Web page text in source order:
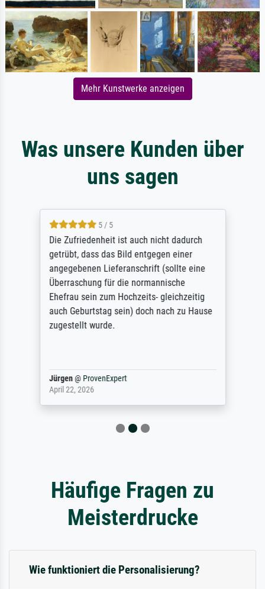
Mehr Kunstwerke anzeigen
Was unsere Kunden über
uns sagen
5 / 5
Die Zufriedenheit ist auch nicht dadurch
getrübt, dass das Bild entgegen einer
angegebenen Lieferanschrift (sollte eine
Überraschung für die normannische
Ehefrau sein zum Hochzeits- gleichzeitig
auch Geburtstag sein) doch nach zu Hause
zugestellt wurde.
Jürgen@ ProvenExpert
April 22, 2026
Häufige Fragen zu
Meisterdrucke
Wie funktioniert die Personalisierung?